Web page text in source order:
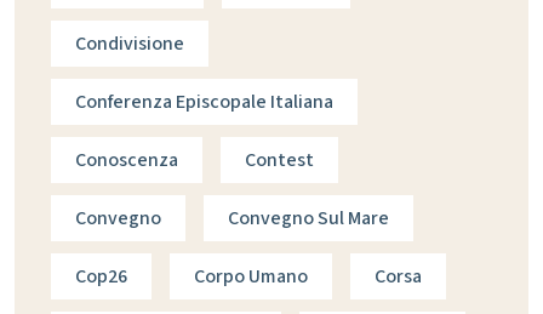
Condivisione
Conferenza Episcopale Italiana
Conoscenza Contest
Convegno Convegno Sul Mare
Cop26 Corpo Umano Corsa